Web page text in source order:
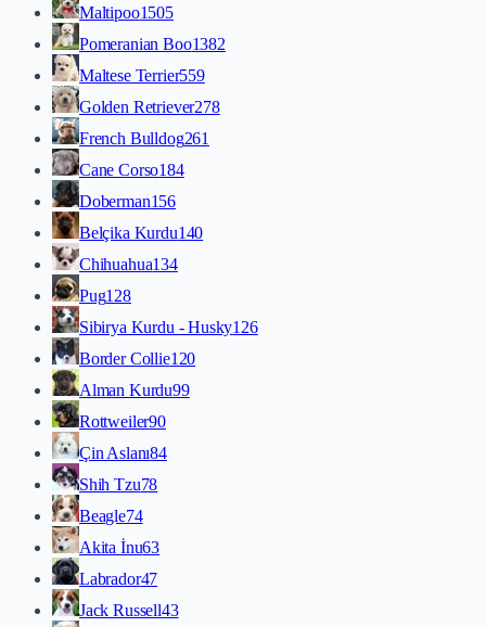
Maltipoo1505
Pomeranian Boo1382
Maltese Terrier559
Golden Retriever278
French Bulldog261
Cane Corso184
Doberman156
Belçika Kurdu140
Chihuahua134
Pug128
Sibirya Kurdu - Husky126
Border Collie120
Alman Kurdu99
Rottweiler90
Çin Aslanı84
Shih Tzu78
Beagle74
Akita İnu63
Labrador47
Jack Russell43